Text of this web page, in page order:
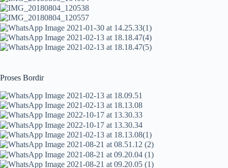
Proses Bordir